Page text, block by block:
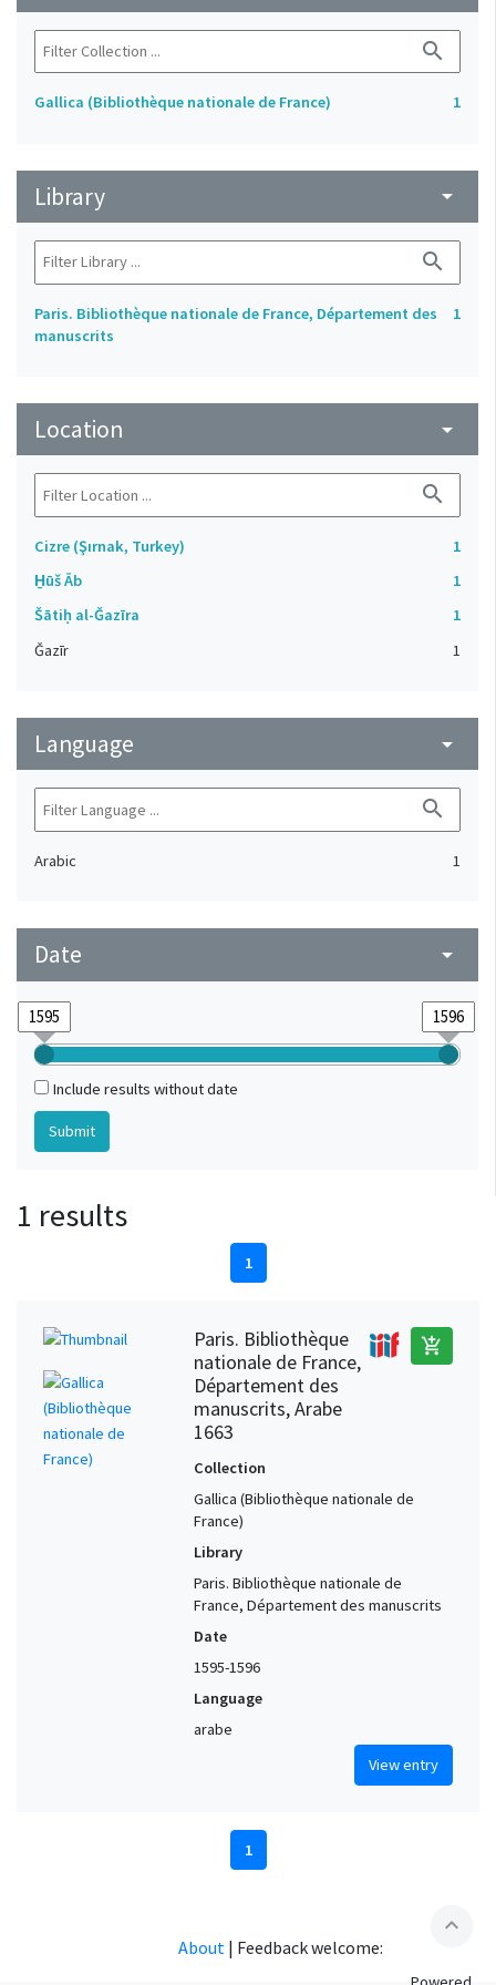
search
Gallica (Bibliothèque nationale de France) 1
Library arrow_drop_down
search
Paris. Bibliothèque nationale de France, Département des
manuscrits
1
Location arrow_drop_down
search
Cizre (Şırnak, Turkey)
1
H̱ūš Āb
1
Šātiḥ al-Ǧazīra
1
Ǧazīr
1
Language arrow_drop_down
search
Arabic 1
Date arrow_drop_down
Include results without date
1 results
1
Paris. Bibliothèque
nationale de France,
Département des
manuscrits, Arabe
1663
add_shopping_cart
Collection
Gallica (Bibliothèque nationale de
France)
Library
Paris. Bibliothèque nationale de
France, Département des manuscrits
Date
1595-1596
Language
arabe
View entry
1
expand_less
About | Feedback welcome: